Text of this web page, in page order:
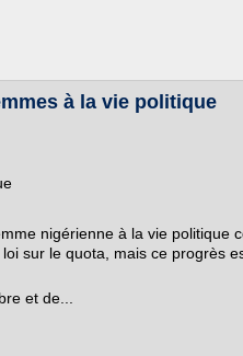
à la vie politique
nigérienne à la vie politique
sur le quota, mais ce progrès
et de...